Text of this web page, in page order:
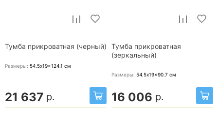
Тумба прикроватная (черный)
Размеры: 54.5x19x124.1 см
21 637 р.
Тумба прикроватная
(зеркальный)
Размеры: 54.5x19x90.7 см
16 006 р.